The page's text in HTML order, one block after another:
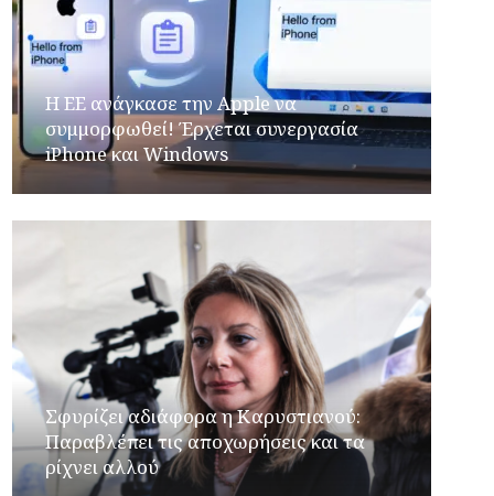
H ΕΕ ανάγκασε την Apple να
συμμορφωθεί! Έρχεται συνεργασία
iPhone και Windows
Σφυρίζει αδιάφορα η Καρυστιανού:
Παραβλέπει τις αποχωρήσεις και τα
ρίχνει αλλού